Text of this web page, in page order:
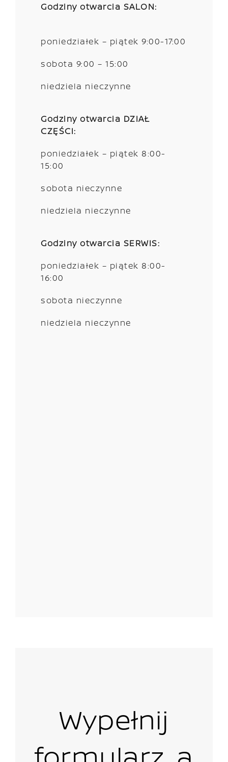
Godziny otwarcia SALON:
poniedziałek – piątek 9:00-17:00
sobota 9:00 – 15:00
niedziela nieczynne
Godziny otwarcia DZIAŁ
CZĘŚCI:
poniedziałek – piątek 8:00-
15:00
sobota nieczynne
niedziela nieczynne
Godziny otwarcia SERWIS:
poniedziałek – piątek 8:00-
16:00
sobota nieczynne
niedziela nieczynne
Wypełnij